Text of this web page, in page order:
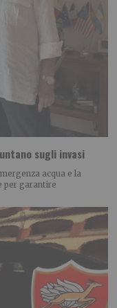
sugli invasi
acqua e la
per garantire